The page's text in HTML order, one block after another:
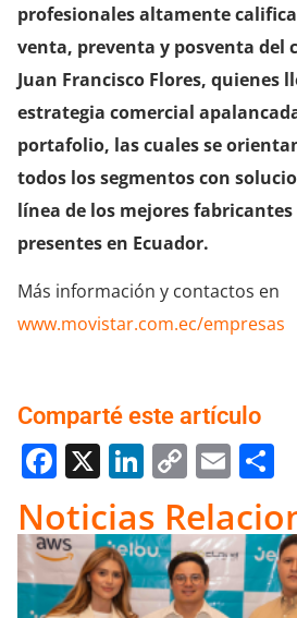
profesionales altamente
venta, preventa y posventa del
Juan Francisco Flores, quienes
estrategia comercial
portafolio, las cuales se
todos los segmentos con
línea de los mejores
presentes en Ecuador.
Más información y contactos en
www.movistar.com.ec/empresas
Comparté este artículo
Facebook
X LinkedIn
Copy
Link
Email
Noticias